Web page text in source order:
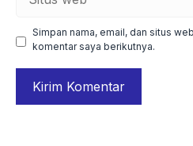
web
Simpan nama, email, dan situs
komentar saya berikutnya.